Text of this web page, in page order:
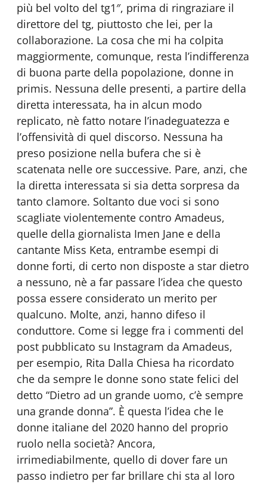
più bel volto del tg1″, prima di ringraziare il
direttore del tg, piuttosto che lei, per la
collaborazione. La cosa che mi ha colpita
maggiormente, comunque, resta l’indifferenza
di buona parte della popolazione, donne in
primis. Nessuna delle presenti, a partire della
diretta interessata, ha in alcun modo
replicato, nè fatto notare l’inadeguatezza e
l’offensività di quel discorso. Nessuna ha
preso posizione nella bufera che si è
scatenata nelle ore successive. Pare, anzi, che
la diretta interessata si sia detta sorpresa da
tanto clamore. Soltanto due voci si sono
scagliate violentemente contro Amadeus,
quelle della giornalista Imen Jane e della
cantante Miss Keta, entrambe esempi di
donne forti, di certo non disposte a star dietro
a nessuno, nè a far passare l’idea che questo
possa essere considerato un merito per
qualcuno. Molte, anzi, hanno difeso il
conduttore. Come si legge fra i commenti del
post pubblicato su Instagram da Amadeus,
per esempio, Rita Dalla Chiesa ha ricordato
che da sempre le donne sono state felici del
detto “Dietro ad un grande uomo, c’è sempre
una grande donna”. È questa l’idea che le
donne italiane del 2020 hanno del proprio
ruolo nella società? Ancora,
irrimediabilmente, quello di dover fare un
passo indietro per far brillare chi sta al loro